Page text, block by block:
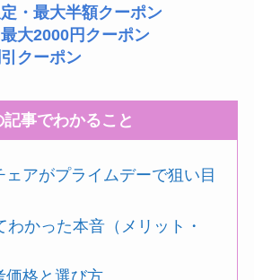
・最大半額クーポン
大2000円クーポン
クーポン
記事でわかること
ェアがプライムデーで狙い目
わかった本音（メリット・